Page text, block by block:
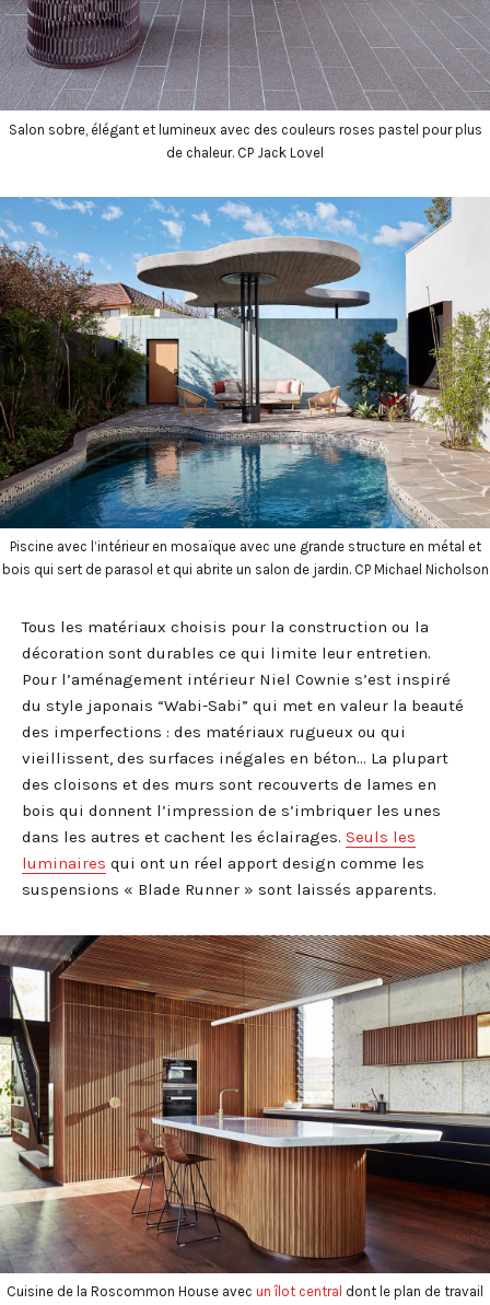
Salon sobre, élégant et lumineux avec des couleurs roses pastel pour plus
de chaleur. CP Jack Lovel
Piscine avec l’intérieur en mosaïque avec une grande structure en métal et
bois qui sert de parasol et qui abrite un salon de jardin. CP Michael Nicholson
Tous les matériaux choisis pour la construction ou la
décoration sont durables ce qui limite leur entretien.
Pour l’aménagement intérieur Niel Cownie s’est inspiré
du style japonais “Wabi-Sabi” qui met en valeur la beauté
des imperfections : des matériaux rugueux ou qui
vieillissent, des surfaces inégales en béton… La plupart
des cloisons et des murs sont recouverts de lames en
bois qui donnent l’impression de s’imbriquer les unes
dans les autres et cachent les éclairages. Seuls les
luminaires qui ont un réel apport design comme les
suspensions « Blade Runner » sont laissés apparents.
Cuisine de la Roscommon House avec un îlot central dont le plan de travail